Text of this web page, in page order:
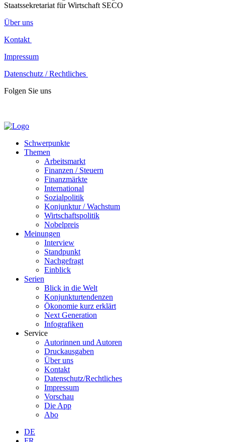
Staatssekretariat für Wirtschaft SECO
Über uns
Kontakt
Impressum
Datenschutz / Rechtliches
Folgen Sie uns
Schwerpunkte
Themen
Arbeitsmarkt
Finanzen / Steuern
Finanzmärkte
International
Sozialpolitik
Konjunktur / Wachstum
Wirtschaftspolitik
Nobelpreis
Meinungen
Interview
Standpunkt
Nachgefragt
Einblick
Serien
Blick in die Welt
Konjunkturtendenzen
Ökonomie kurz erklärt
Next Generation
Infografiken
Service
Autorinnen und Autoren
Druckausgaben
Über uns
Kontakt
Datenschutz/Rechtliches
Impressum
Vorschau
Die App
Abo
DE